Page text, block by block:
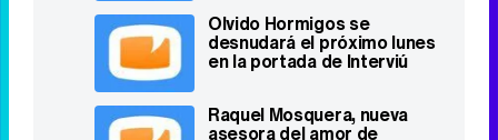
Olvido Hormigos se
desnudará el próximo lunes
en la portada de Interviú
Raquel Mosquera, nueva
asesora del amor de